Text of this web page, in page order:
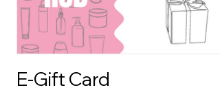
E-Gift Card